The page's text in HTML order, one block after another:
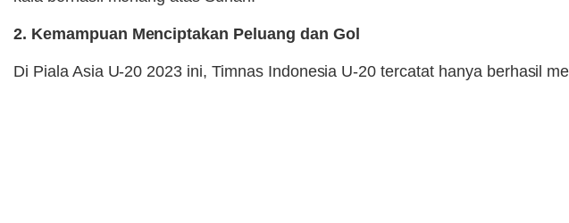
2. Kemampuan Menciptakan Peluang dan Gol
Di Piala Asia U-20 2023 ini, Timnas Indonesia U-20 tercatat hanya berhasil